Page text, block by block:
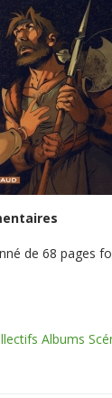
de 68 pages
Albums